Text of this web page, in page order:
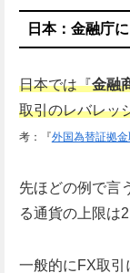
日本：金融庁
日本では『金融
取引のレバレッ
考：『外国為替証拠
先ほどの例で言
る通貨の上限は
一般的にFX取